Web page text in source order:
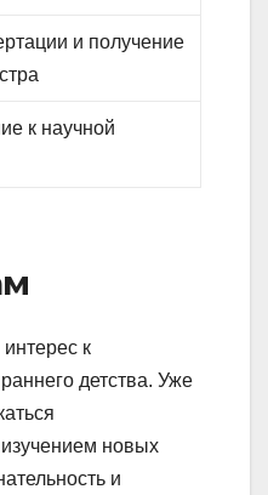
и получение
к научной
к
детства. Уже
новых
и